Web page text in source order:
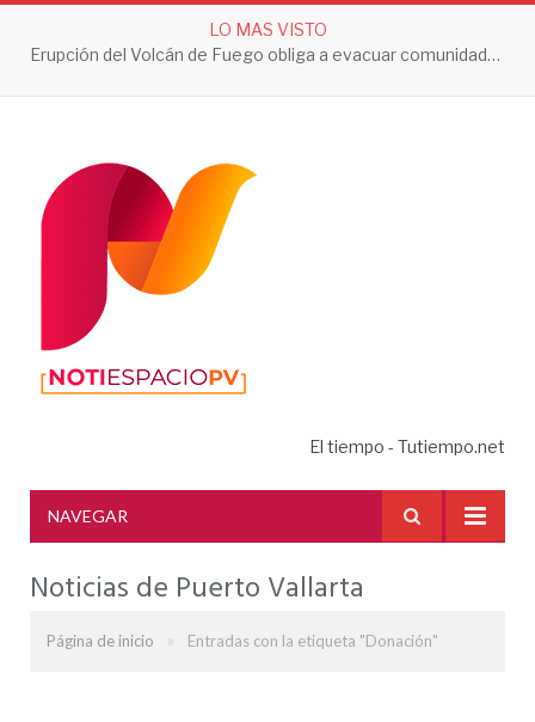
LO MAS VISTO
Erupción del Volcán de Fuego obliga a evacuar comunidades y mantiene en alerta a Guatemala
El tiempo - Tutiempo.net
NAVEGAR
Noticias de Puerto Vallarta
Página de inicio » Entradas con la etiqueta "Donación"